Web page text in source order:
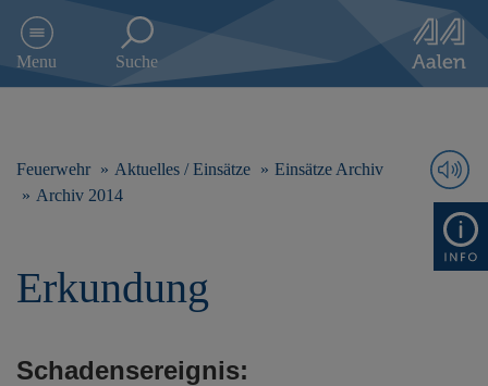
e
Menu Suche
Feuerwehr Aktuelles / Einsätze
Einsätze Archiv
Archiv 2014
Erkundung
Schadensereignis: